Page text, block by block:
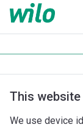
This
We use device